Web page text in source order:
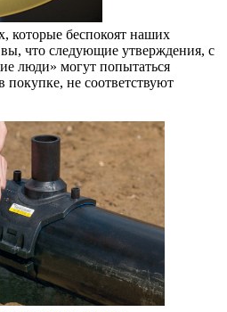
которые беспокоят наших
что следующие утверждения, с
люди» могут попытаться
покупке, не соответствуют